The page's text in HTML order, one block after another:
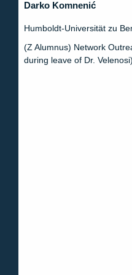
Darko Komnenić
Humboldt-Universität zu
(Z Alumnus) Network
during leave of Dr. Velenosi)